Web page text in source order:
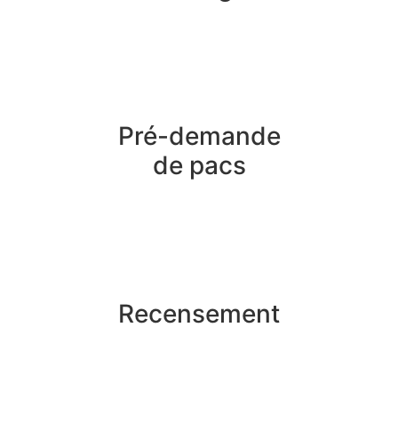
Pré-demande
de pacs
Recensement